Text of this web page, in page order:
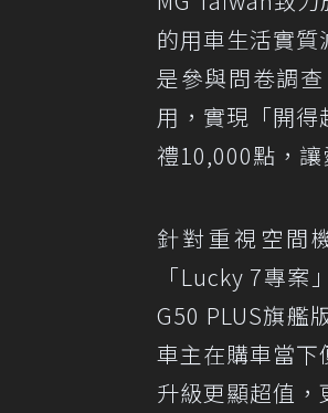
的用車生活實
是參與問卷調
用，實現「開
禮10,000點，讓
針對重視空間
「Lucky 7專
G50 PLUS旗艦
車主在購車當
升級更顯超值，